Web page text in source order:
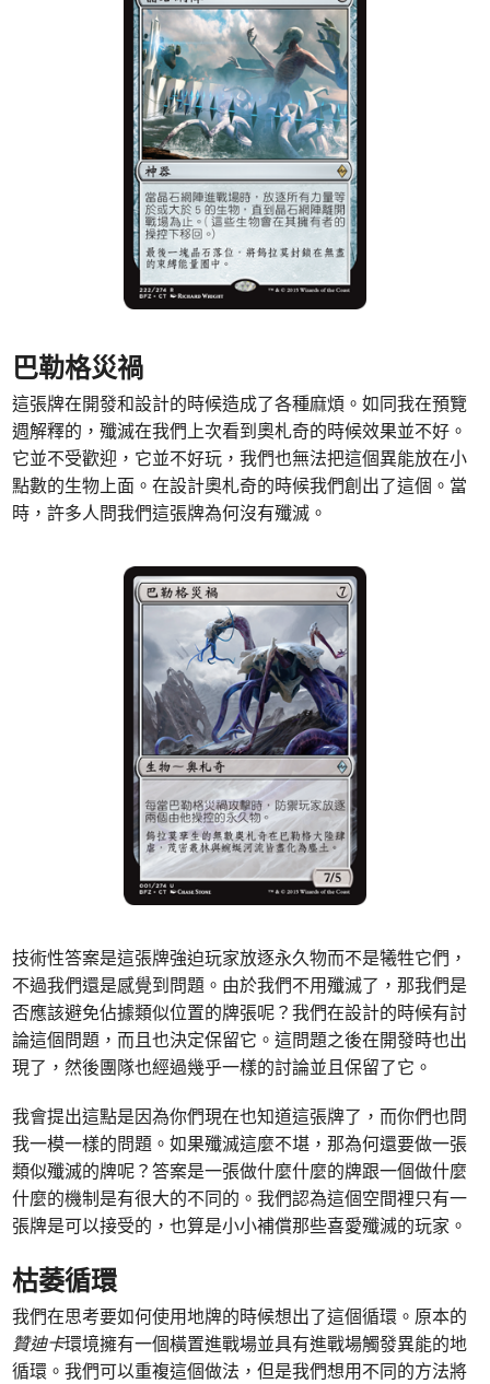
巴勒格災禍
這張牌在開發和設計的時候造成了各種麻煩。如同我在預覽
週解釋的，殲滅在我們上次看到奧札奇的時候效果並不好。
它並不受歡迎，它並不好玩，我們也無法把這個異能放在小
點數的生物上面。在設計奧札奇的時候我們創出了這個。當
時，許多人問我們這張牌為何沒有殲滅。
技術性答案是這張牌強迫玩家放逐永久物而不是犧牲它們，
不過我們還是感覺到問題。由於我們不用殲滅了，那我們是
否應該避免佔據類似位置的牌張呢？我們在設計的時候有討
論這個問題，而且也決定保留它。這問題之後在開發時也出
現了，然後團隊也經過幾乎一樣的討論並且保留了它。
我會提出這點是因為你們現在也知道這張牌了，而你們也問
我一模一樣的問題。如果殲滅這麼不堪，那為何還要做一張
類似殲滅的牌呢？答案是一張做什麼什麼的牌跟一個做什麼
什麼的機制是有很大的不同的。我們認為這個空間裡只有一
張牌是可以接受的，也算是小小補償那些喜愛殲滅的玩家。
枯萎循環
我們在思考要如何使用地牌的時候想出了這個循環。原本的
贊迪卡環境擁有一個橫置進戰場並具有進戰場觸發異能的地
循環。我們可以重複這個做法，但是我們想用不同的方法將